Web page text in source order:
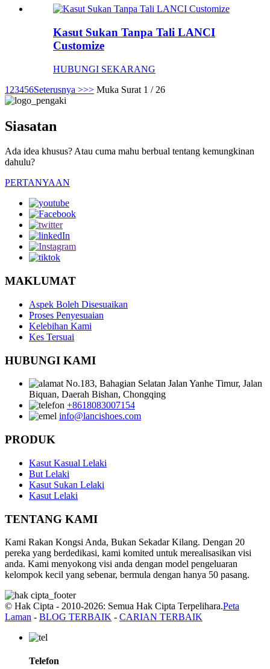
Kasut Sukan Tanpa Tali LANCI
Customize
HUBUNGI SEKARANG
1 23456Seterusnya >>> Muka Surat 1 / 26
Siasatan
Ada idea khusus? Atau cuma mahu berbual tentang kemungkinan
dahulu?
PERTANYAAN
MAKLUMAT
Aspek Boleh Disesuaikan
Proses Penyesuaian
Kelebihan Kami
Kes Tersuai
HUBUNGI KAMI
No.183, Bahagian Selatan Jalan Yanhe Timur, Jalan
Biquan, Daerah Bishan, Chongqing
+8618083007154
info@lancishoes.com
PRODUK
Kasut Kasual Lelaki
But Lelaki
Kasut Sukan Lelaki
Kasut Lelaki
TENTANG KAMI
Kami Rakan Kongsi Anda, Bukan Sekadar Kilang. Dengan 20
pereka yang berdedikasi, kami komited untuk merealisasikan visi
anda. Kami menyokong visi anda dengan model pengeluaran
kelompok kecil yang sebenar, bermula dengan hanya 50 pasang.
© Hak Cipta - 2010-2026: Semua Hak Cipta Terpelihara.Peta
Laman - BLOG TERBAIK - CARIAN TERBAIK
Telefon